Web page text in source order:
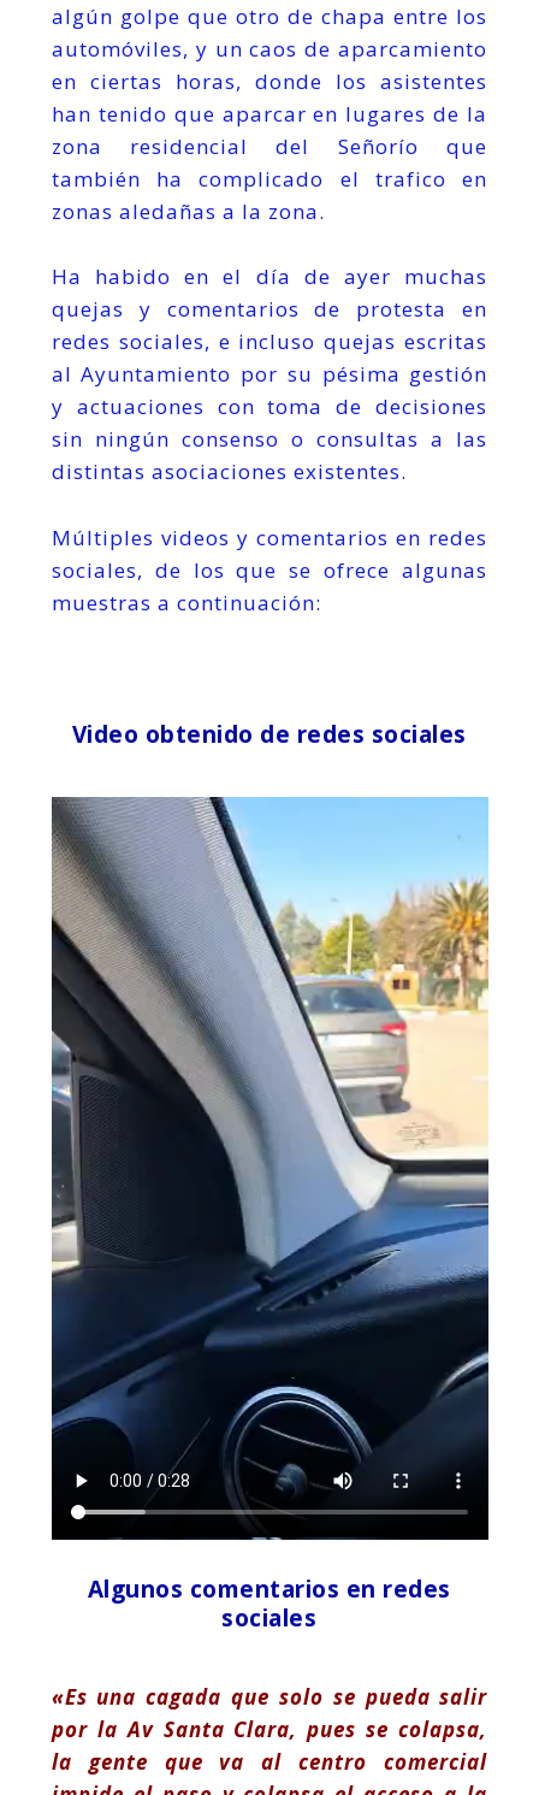
algún golpe que otro de chapa entre los
automóviles, y un caos de aparcamiento
en ciertas horas, donde los asistentes
han tenido que aparcar en lugares de la
zona residencial del Señorío que
también ha complicado el trafico en
zonas aledañas a la zona.
Ha habido en el día de ayer muchas
quejas y comentarios de protesta en
redes sociales, e incluso quejas escritas
al Ayuntamiento por su pésima gestión
y actuaciones con toma de decisiones
sin ningún consenso o consultas a las
distintas asociaciones existentes.
Múltiples videos y comentarios en redes
sociales, de los que se ofrece algunas
muestras a continuación:
Video obtenido de redes sociales
Algunos comentarios en redes
sociales
«Es una cagada que solo se pueda salir
por la Av Santa Clara, pues se colapsa,
la gente que va al centro comercial